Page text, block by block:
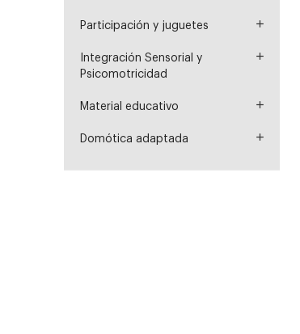
Participación y juguetes
Integración Sensorial y
Psicomotricidad
Material educativo
Domótica adaptada